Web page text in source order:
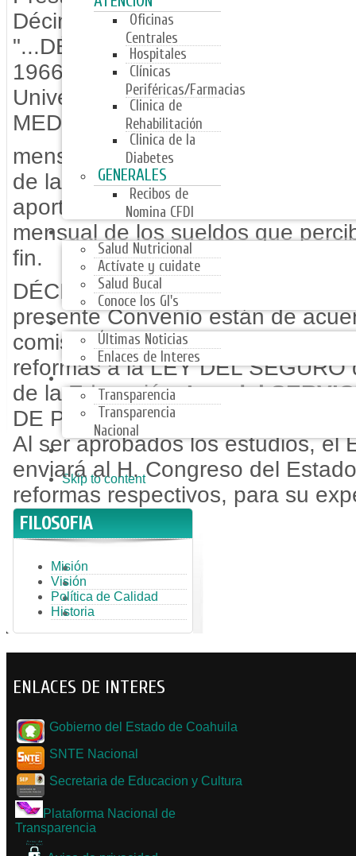
Oficinas
Centrales
Hospitales
Clínicas
Periféricas/Farmacias
Clinica de
Rehabilitación
Clinica de la
Diabetes
GENERALES
Recibos de
Nomina CFDI
PROGRAMAS
Salud Nutricional
Actívate y cuidate
Salud Bucal
Conoce los GI's
NOTICIAS
Últimas Noticias
Enlaces de Interes
TRANSPARENCIA
Transparencia
Transparencia
Nacional
ARMONIZACIÓN CONTABLE
Skip to content
Décima Primera y Décima
"...DÉCIMA PRIMERA.- A partir
1966, el Gobierno del Estado, los
Universidad de Coahuila
MEDIO POR CIENTO)
mensual de los sueldos que
de la educación. Por su parte,
aportarán un 2.5% (DOS Y
mensual de los sueldos que
fin.
DÉCIMA SEGUNDA.- Las partes
presente Convenio están de
comisiones que sean necesarias
reformas a la LEY DEL SEGURO
de la Educación,Ley del
DE PENSIONES de los
Al ser aprobados los estudios, el
enviará al H. Congreso del
reformas respectivos, para su
FILOSOFIA
Misión
Visión
Política de Calidad
Historia
ENLACES DE INTERES
Gobierno del Estado de Coahuila
SNTE Nacional
Secretaria de Educacion y Cultura
Plataforma Nacional de
Transparencia